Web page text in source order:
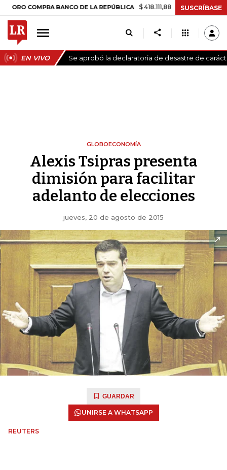
COMPRA BANCO DE LA REPÚBLICA $ 418.111,88 +$ 9.612,91 +2,35%
SUSCRÍBASE
EN VIVO Se aprobó la declaratoria de desastre de
GLOBOECONOMÍA
Alexis Tsipras presenta
dimisión para facilitar
adelanto de elecciones
jueves, 20 de agosto de 2015
GUARDAR
UNIRSE A WHATSAPP
REUTERS